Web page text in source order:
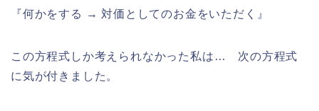
『何かをする → 対価としてのお金をいただく』
この方程式しか考えられなかった私は… 次の方程式
に気が付きました。